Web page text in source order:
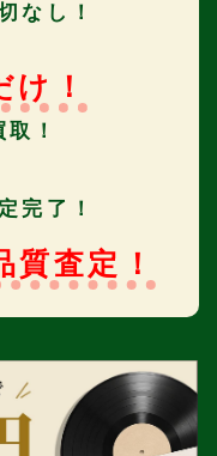
なし！
！
！
完了！
査定！